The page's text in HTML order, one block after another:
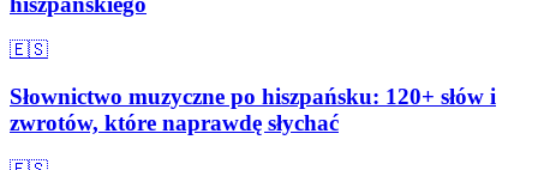
🇪🇸
Słownictwo muzyczne po hiszpańsku: 120+ słów i
zwrotów, które naprawdę słychać